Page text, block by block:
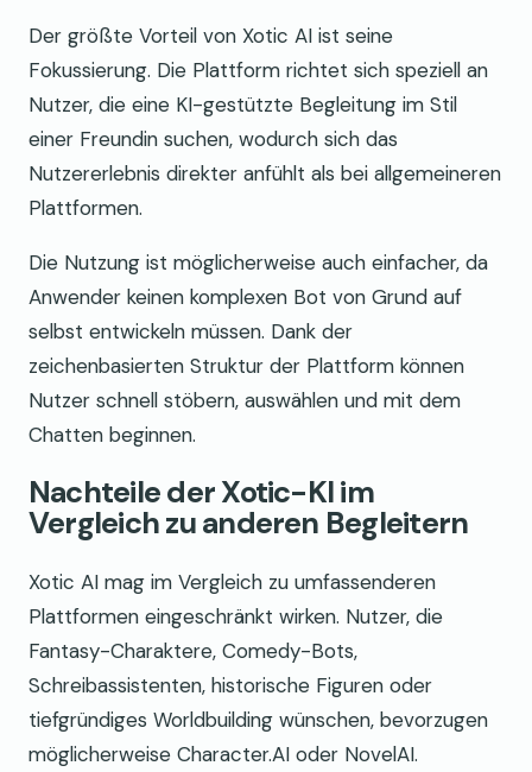
Der größte Vorteil von Xotic AI ist seine
Fokussierung. Die Plattform richtet sich speziell an
Nutzer, die eine KI-gestützte Begleitung im Stil
einer Freundin suchen, wodurch sich das
Nutzererlebnis direkter anfühlt als bei allgemeineren
Plattformen.
Die Nutzung ist möglicherweise auch einfacher, da
Anwender keinen komplexen Bot von Grund auf
selbst entwickeln müssen. Dank der
zeichenbasierten Struktur der Plattform können
Nutzer schnell stöbern, auswählen und mit dem
Chatten beginnen.
Nachteile der Xotic-KI im
Vergleich zu anderen Begleitern
Xotic AI mag im Vergleich zu umfassenderen
Plattformen eingeschränkt wirken. Nutzer, die
Fantasy-Charaktere, Comedy-Bots,
Schreibassistenten, historische Figuren oder
tiefgründiges Worldbuilding wünschen, bevorzugen
möglicherweise Character.AI oder NovelAI.